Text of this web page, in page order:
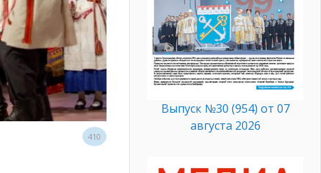
410
Выпуск №30 (954) от 07
августа 2026